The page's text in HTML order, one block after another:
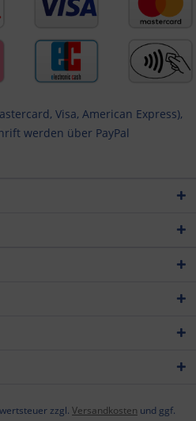
Visa, American Express),
werden über PayPal
zzgl. Versandkosten und ggf.